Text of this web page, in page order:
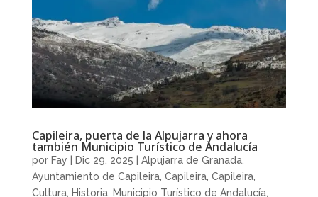
Capileira, puerta de la Alpujarra y ahora
también Municipio Turístico de Andalucía
por Fay Dic 29, 2025 Alpujarra de Granada,
Ayuntamiento de Capileira, Capileira, Capileira,
Cultura, Historia, Municipio Turístico de Andalucía,